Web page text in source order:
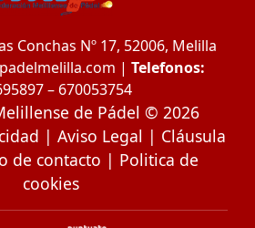
Conchas Nº 17, 52006, Melilla
| Telefonos:
– 670053754
de Pádel © 2026
| Aviso Legal | Cláusula
de contacto | Politica de
cookies